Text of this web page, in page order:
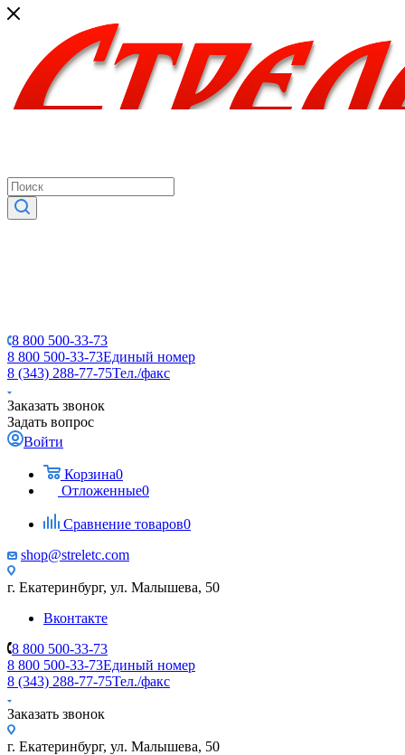
8 800 500-33-73
8 800 500-33-73Единый номер
8 (343) 288-77-75Тел./факс
Заказать звонок
Задать вопрос
Войти
Корзина0
Отложенные0
Сравнение товаров0
shop@streletc.com
г. Екатеринбург, ул. Малышева, 50
Вконтакте
8 800 500-33-73
8 800 500-33-73Единый номер
8 (343) 288-77-75Тел./факс
Заказать звонок
г. Екатеринбург, ул. Малышева, 50